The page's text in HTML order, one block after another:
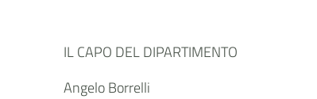
IL CAPO DEL DIPARTIMENTO
Angelo Borrelli